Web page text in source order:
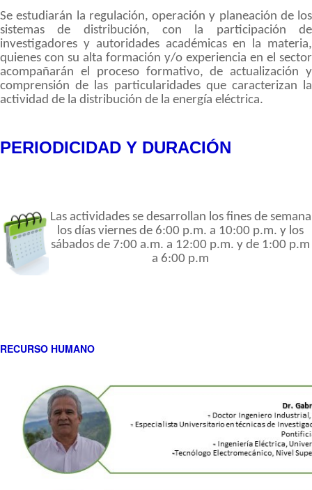
Se estudiarán la regulación, operación y planeación de los
sistemas de distribución, con la participación de
investigadores y autoridades académicas en la materia,
quienes con su alta formación y/o experiencia en el sector
acompañarán el proceso formativo, de actualización y
comprensión de las particularidades que caracterizan la
actividad de la distribución de la energía eléctrica.
PERIODICIDAD Y DURACIÓN
Las actividades se desarrollan los fines de semana
los días viernes de 6:00 p.m. a 10:00 p.m. y los
sábados de 7:00 a.m. a 12:00 p.m. y de 1:00 p.m
a 6:00 p.m
RECURSO HUMANO